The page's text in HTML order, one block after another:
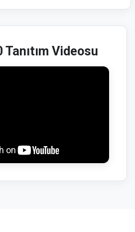
Tanıtım Videosu